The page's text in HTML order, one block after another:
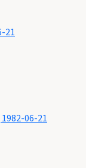
21
06-21